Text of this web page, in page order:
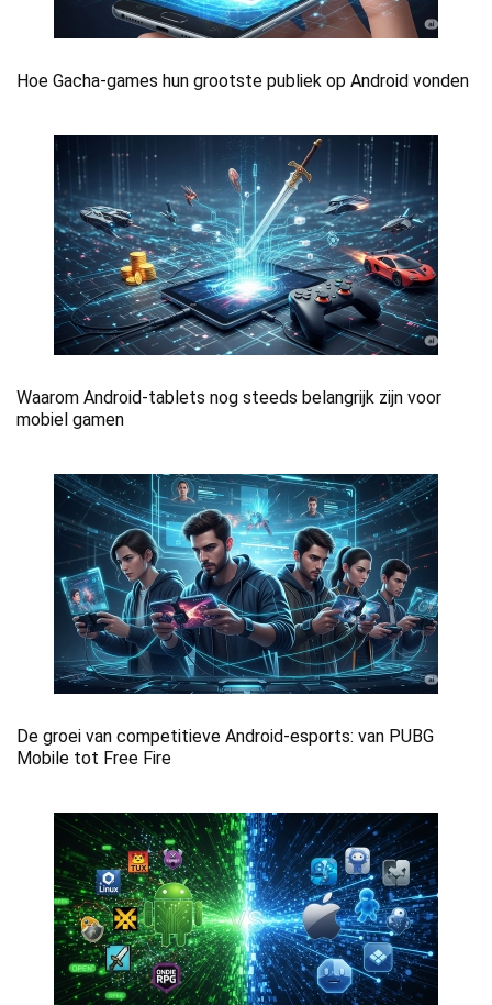
Hoe Gacha-games hun grootste publiek op Android vonden
Waarom Android-tablets nog steeds belangrijk zijn voor
mobiel gamen
De groei van competitieve Android-esports: van PUBG
Mobile tot Free Fire